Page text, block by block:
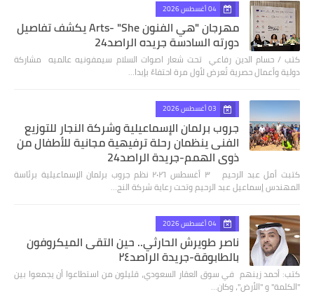
04 أغسطس 2026
مهرجان "هي الفنون Arts- "She يكشف تفاصيل
دورته السادسة جريده الراصد24
كتب / حسام الدين رفاعي تحت شعار اصوات السلام سيمفونيه عالميه مشاركة
دولية وأعمال حصرية تُعرض لأول مرة احتفاءً بإبدا…
03 أغسطس 2026
جروب برلمان الإسماعيلية وشركة النجار للتوزيع
الفنى ينظمان رحلة ترفيهية مجانية للأطفال من
ذوي الهمم-جريدة الراصد24
كتبت أمل عبد الرحيم ٣ أغسطس ٢٠٢٦ نظم جروب برلمان الإسماعيلية برئاسة
المهندس إسماعيل عبد الرحيم وتحت رعاية شركة النج…
04 أغسطس 2026
ناصر طويرش الحارثي.. حين التقى الميكروفون
بالطابوقة-جريدة الراصد٢٤
كتب: أحمد زينهم في سوق العقار السعودي، قليلون من استطاعوا أن يجمعوا بين
"الكلمة" و "الأرض"، وكان…